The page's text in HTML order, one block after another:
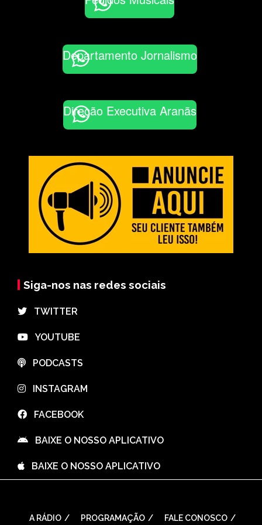
Departamento Jornalismo
Direção Executiva Aranãs
Siga-nos nas redes sociais
⠀TWITTER
⠀YOUTUBE
⠀PODCASTS
⠀INSTAGRAM
⠀FACEBOOK
⠀BAIXE O NOSSO APLICATIVO
⠀BAIXE O NOSSO APLICATIVO
A RÁDIO PROGRAMAÇÃO FALE CONOSCO